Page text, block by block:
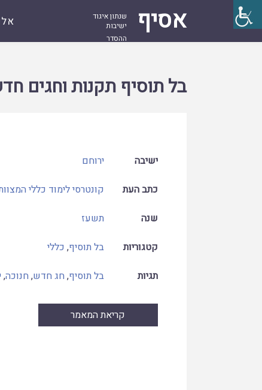
אסיף
שנתון איגוד
ישיבות
ההסדר
בל תוסיף תקנות וחגים
ישיבה
ירוחם
כתב העת
קונטרסי לימוד כללי
שנה
תשעז
קטגוריות
בל תוסיף, כללי
תגיות
בל תוסיף, חג חדש, חנוכה,
קריאת המאמר